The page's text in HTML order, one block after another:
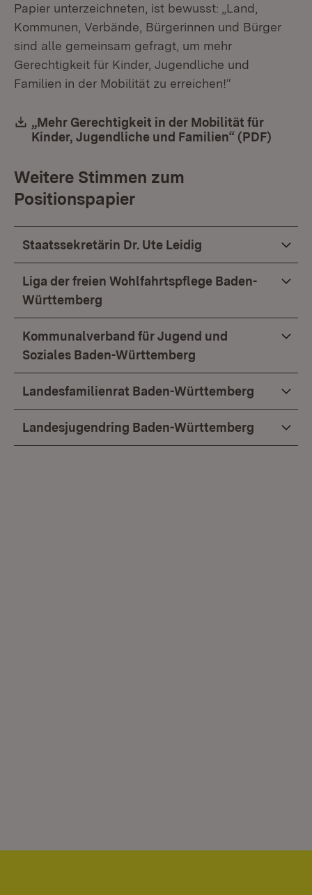
Papier unterzeichneten, ist bewusst: „Land,
Kommunen, Verbände, Bürgerinnen und Bürger
sind alle gemeinsam gefragt, um mehr
Gerechtigkeit für Kinder, Jugendliche und
Familien in der Mobilität zu erreichen!“
Download:
„Mehr Gerechtigkeit in der Mobilität für
Kinder, Jugendliche und Familien“ (PDF)
Weitere Stimmen zum
Positionspapier
Staatssekretärin Dr. Ute Leidig
Liga der freien Wohlfahrtspflege Baden-
Württemberg
Kommunalverband für Jugend und
Soziales Baden-Württemberg
Landesfamilienrat Baden-Württemberg
Landesjugendring Baden-Württemberg